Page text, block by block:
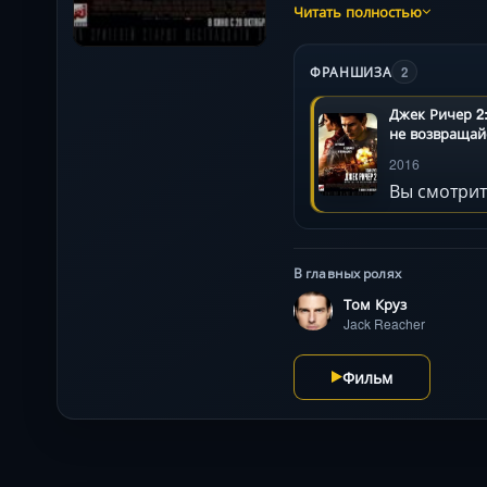
строгих коридоров
Эдвард Цвик
Читать полностью
ФРАНШИЗА 2
Джек Ричер
не
2016
Вы
В главных ролях
Том Круз
Jack Reacher
Фильм